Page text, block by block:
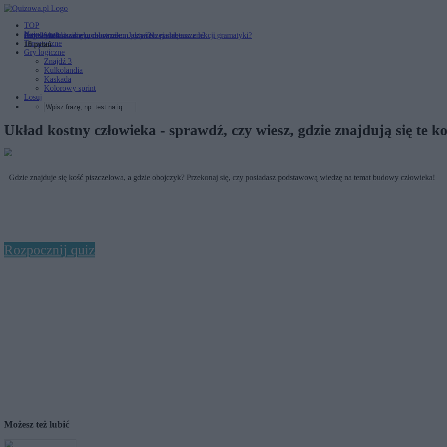
TOP
Najnowsze
Tematyczne
Gry logiczne
Znajdź 3
Kulkolandia
Kaskada
Kolorowy sprint
Losuj
Układ kostny człowieka - sprawdź, czy wiesz, gdzie znajdują się te
Gdzie znajduje się kość piszczelowa, a gdzie obojczyk? Przekonaj się, czy posiadasz podstawową wiedzę na temat budowy człowieka!
Rozpocznij quiz
Możesz też lubić
Przysłówek, zaimek, celownik... Jak wiele pamiętasz z lekcji gramatyki?
10 pytań
Czy wybronisz się pod ostrzałem pytań?
15 pytań
Jesteś intelektualnym mocarzem... czy raczej słabeuszem?
15 pytań